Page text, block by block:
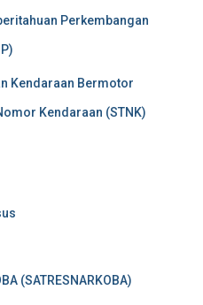
Perkembangan
Kendaraan Bermotor
Kendaraan (STNK)
(SATRESNARKOBA)